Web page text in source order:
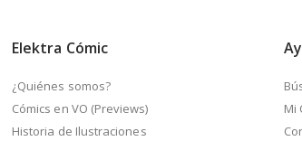
Elektra Cómic
¿Quiénes somos?
Cómics en VO (Previews)
Historia de Ilustraciones
Mi